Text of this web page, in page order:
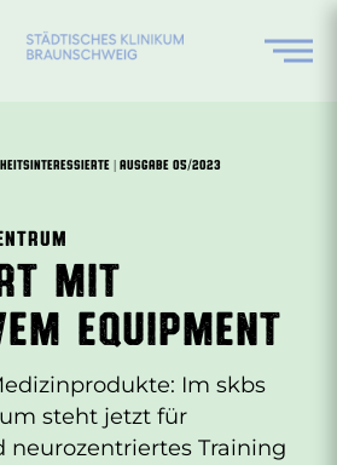
| AUSGABE 05/2023
mit
Equipment
Im skbs
steht jetzt für
neurozentriertes Training